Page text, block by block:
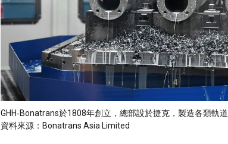
GHH‑Bonatrans於1808年創立，總部設於捷克，製造各類軌
資料來源：Bonatrans Asia Limited